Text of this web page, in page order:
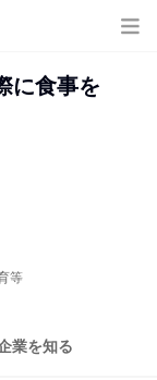
に食事を
等
業を知る